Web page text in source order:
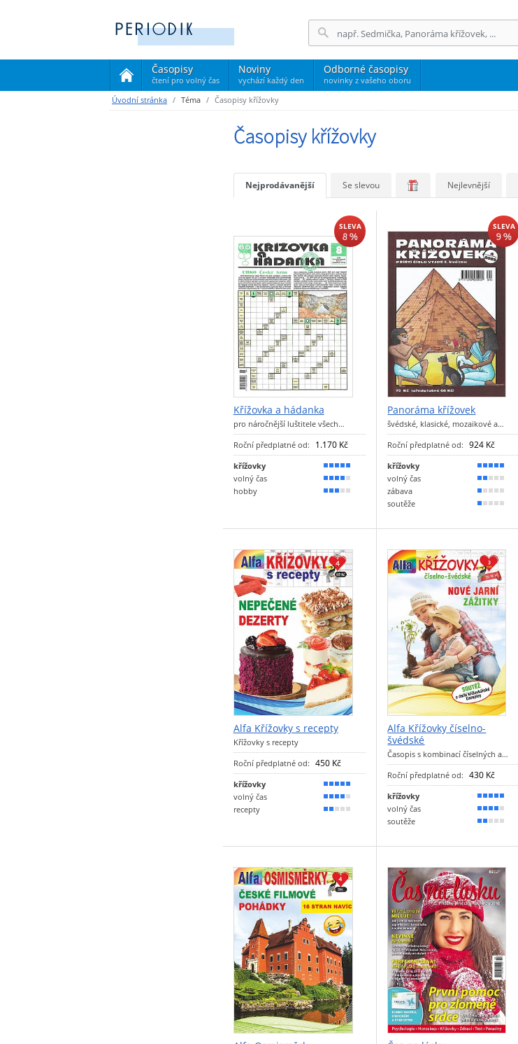
Časopisy
čtení pro volný čas
(current)
Noviny
vychází každý den
Odborné časopisy
novinky z vašeho oboru
Úvodní stránka Téma Časopisy křížovky
Časopisy křížovky
Nejprodávanější Se slevou Nejlevnější
SLEVA
8 %
Křížovka a hádanka
pro náročnější luštitele všech…
Roční předplatné od: 1.170 Kč
křížovky
100 %
volný čas
70 %
hobby
50 %
SLEVA
9 %
Panoráma křížovek
švédské, klasické, mozaikové a…
Roční předplatné od: 924 Kč
křížovky
100 %
volný čas
30 %
zábava
20 %
soutěže
10 %
Alfa Křížovky s recepty
Křížovky s recepty
Roční předplatné od: 450 Kč
křížovky
90 %
volný čas
80 %
recepty
40 %
Alfa Křížovky číselno-
švédské
Časopis s kombinací číselných a…
Roční předplatné od: 430 Kč
křížovky
90 %
volný čas
80 %
soutěže
30 %